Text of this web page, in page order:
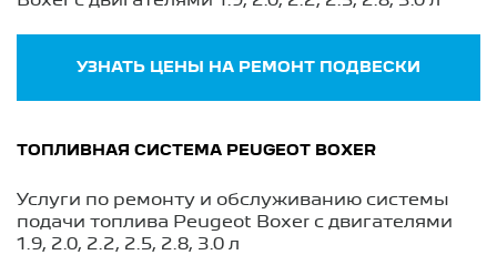
УЗНАТЬ ЦЕНЫ НА РЕМОНТ ПОДВЕСКИ
ТОПЛИВНАЯ СИСТЕМА PEUGEOT BOXER
Услуги по ремонту и обслуживанию системы
подачи топлива Peugeot Boxer с двигателями
1.9, 2.0, 2.2, 2.5, 2.8, 3.0 л